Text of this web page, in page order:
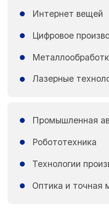
Интернет вещей
Цифровое
Лазерные
Промышленная
Робототехника
Технологии
Оптика и точная